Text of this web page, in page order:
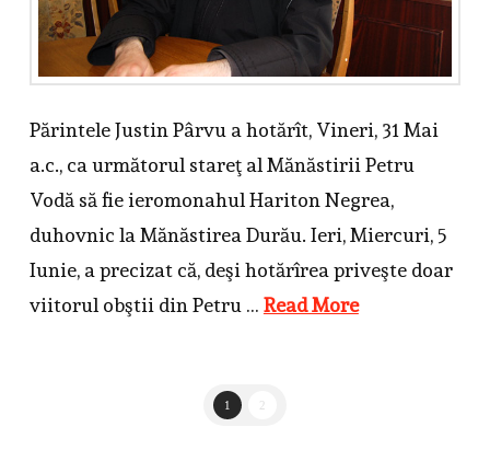
Părintele Justin Pârvu a hotărît, Vineri, 31 Mai
a.c., ca următorul stareţ al Mănăstirii Petru
Vodă să fie ieromonahul Hariton Negrea,
duhovnic la Mănăstirea Durău. Ieri, Miercuri, 5
Iunie, a precizat că, deşi hotărîrea priveşte doar
viitorul obştii din Petru … Read More
1